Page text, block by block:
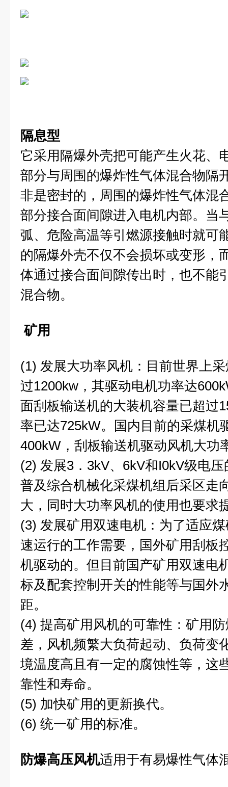
隔息型
它采用隔爆外壳把可能产生火花、
部分与周围的爆炸性气体混合物隔
非是密封的，周围的爆炸性气体混
部分接合面间隙进入电机内部。当
弧、危险高温等引燃源接触时就可
的隔爆外壳不仅不会损坏或变形，
体通过接合面间隙传出时，也不能
混合物。
矿用
(1) 发展大功率风机：目前世界上
过1200kw，其驱动电机功率达
面刮板输送机的大装机容量已超过
率已达725kW。国内目前的采煤机
400kW，刮板输送机驱动风机大功
(2) 发展3．3kV、6kV和I0kV级电
普及综合机械化采煤机组后采区走
大，同时大功率风机的使用也要求
(3) 发展矿用双速电机：为了适应
速运行的工作需要，国外矿用刮板
机驱动的。但目前国产矿用双速电
标及配套控制开关的性能等与国外
距。
(4) 提高矿用风机的可靠性：矿用
差，风机频繁大负荷起动、负荷变
境温度高且有一定的腐蚀性等，这
靠性和寿命。
(5) 加快矿用的更新换代。
(6) 统一矿用的标准。
防爆高压风机适用于有易爆性气体